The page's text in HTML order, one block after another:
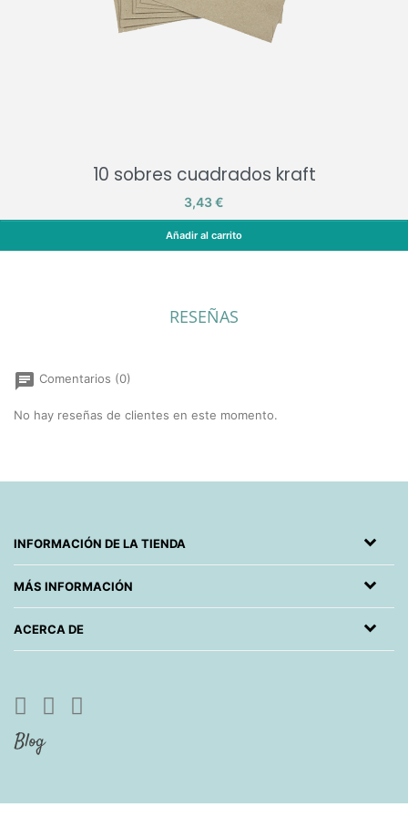
10 sobres cuadrados kraft
Precio
3,43 €
Añadir al carrito
RESEÑAS
chat Comentarios (0)
No hay reseñas de clientes en este momento.
INFORMACIÓN DE LA TIENDA
MÁS INFORMACIÓN
ACERCA DE